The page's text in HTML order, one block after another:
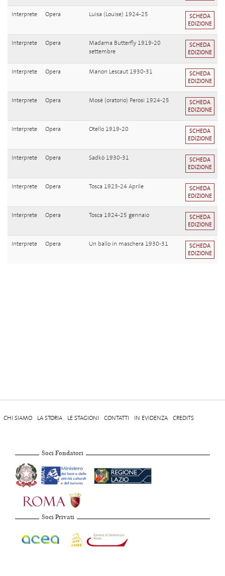
Interprete Opera Luisa (Louise) 1924-25
SCHEDA
EDIZIONE
Interprete Opera
Madama Butterfly 1919-20
settembre
SCHEDA
EDIZIONE
Interprete Opera Manon Lescaut 1930-31
SCHEDA
EDIZIONE
Interprete Opera Mosè (oratorio) Perosi 1924-25
SCHEDA
EDIZIONE
Interprete Opera Otello 1919-20
SCHEDA
EDIZIONE
Interprete Opera Sadkò 1930-31
SCHEDA
EDIZIONE
Interprete Opera Tosca 1923-24 Aprile
SCHEDA
EDIZIONE
Interprete Opera Tosca 1924-25 gennaio
SCHEDA
EDIZIONE
Interprete Opera Un ballo in maschera 1930-31
SCHEDA
EDIZIONE
CHI SIAMO LA STORIA LE STAGIONI CONTATTI IN EVIDENZA CREDITS
Soci Fondatori
Soci Privati